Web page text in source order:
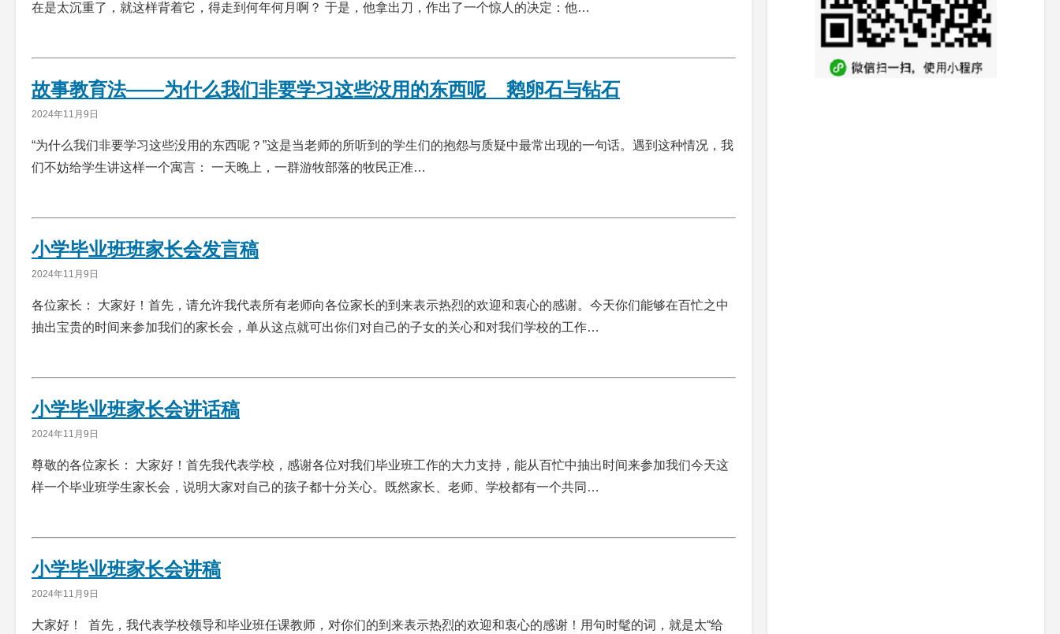
在是太沉重了，就这样背着它，得走到何年何月啊？ 于是，他拿出刀，作出了一个惊人的决定：他…
故事教育法——为什么我们非要学习这些没用的东西呢__鹅卵石与钻石
2024年11月9日
“为什么我们非要学习这些没用的东西呢？”这是当老师的所听到的学生们的抱怨与质疑中最常出现的一句话。遇到这种情况，我
们不妨给学生讲这样一个寓言： 一天晚上，一群游牧部落的牧民正准…
小学毕业班班家长会发言稿
2024年11月9日
各位家长： 大家好！首先，请允许我代表所有老师向各位家长的到来表示热烈的欢迎和衷心的感谢。今天你们能够在百忙之中
抽出宝贵的时间来参加我们的家长会，单从这点就可出你们对自己的子女的关心和对我们学校的工作…
小学毕业班家长会讲话稿
2024年11月9日
尊敬的各位家长： 大家好！首先我代表学校，感谢各位对我们毕业班工作的大力支持，能从百忙中抽出时间来参加我们今天这
样一个毕业班学生家长会，说明大家对自己的孩子都十分关心。既然家长、老师、学校都有一个共同…
小学毕业班家长会讲稿
2024年11月9日
大家好！ 首先，我代表学校领导和毕业班任课教师，对你们的到来表示热烈的欢迎和衷心的感谢！用句时髦的词，就是太“给